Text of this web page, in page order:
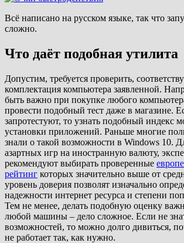
Всё написано на русском языке, так что
сложно.
Что даёт подобная утилита
Допустим, требуется проверить,
комплектация компьютера заявленной.
быть важно при покупке любого
провести подобный тест даже в магазине.
запротестуют, то узнать подобный индекс
установки приложений. Раньше многие
знали о такой возможности в Windows 10.
азартных игр на иностранную валюту,
рекомендуют выбирать проверенные
рейтинг которых значительно выше от
уровень доверия позволят изначально
надежности интернет ресурса и степени
Тем не менее, делать подобную оценку
любой машины – дело сложное. Если не
возможностей, то можно долго дивиться,
не работает так, как нужно.